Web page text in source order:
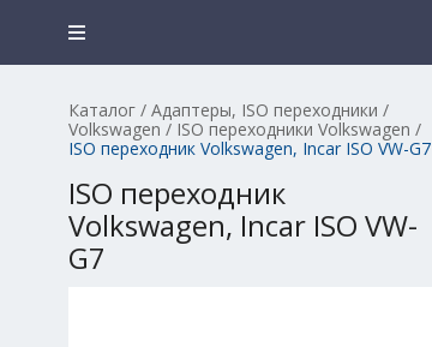
Каталог / Адаптеры, ISO переходники /
Volkswagen / ISO переходники Volkswagen /
ISO переходник Volkswagen, Incar ISO VW-G7
ISO переходник
Volkswagen, Incar ISO VW-
G7